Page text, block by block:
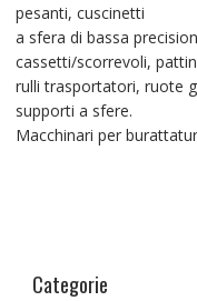
pesanti, cuscinetti
a sfera di bassa
cassetti/scorrevoli,
rulli trasportatori, ruote
supporti a sfere.
Macchinari per
Categorie